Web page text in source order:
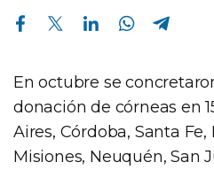
Compartir en Facebook Compartir en Twitter Compartir en Linkedin Compartir en Whatsapp
En octubre se
donación de córneas en
Aires, Córdoba, Santa
Misiones, Neuquén, San